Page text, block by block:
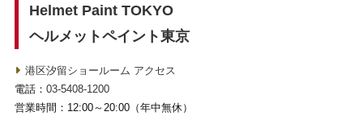
Helmet Paint TOKYO
ヘルメットペイント東京
港区汐留ショールーム アクセス
電話： 03-5408-1200
営業時間：12:00～20:00（年中無休）